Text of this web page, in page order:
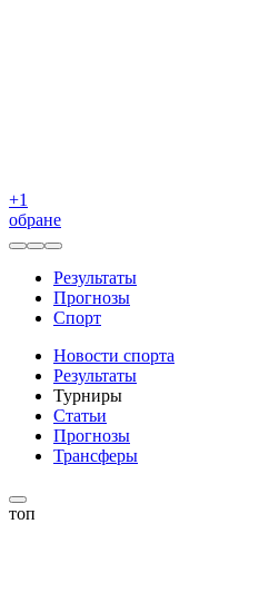
+1
обране
Результаты
Прогнозы
Спорт
Новости спорта
Результаты
Турниры
Статьи
Прогнозы
Трансферы
топ